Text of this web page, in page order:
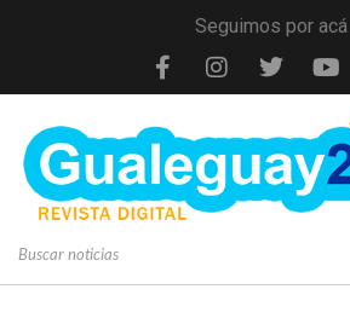
Seguimos por acá